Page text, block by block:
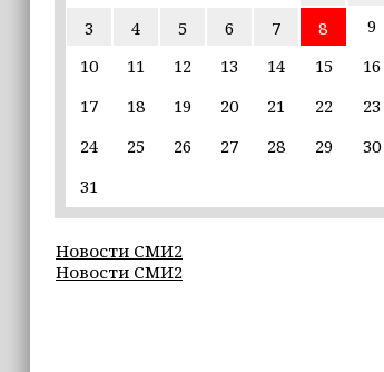
В пяти школах столицы обновляют
инфраструктуру по госпрограмме
Силы ПВО сбили 75 БПЛА над
сутки
20:09
19:37
3
4 5 6 7 8
9
10
11 12 13 14 15
16
17
18 19 20 21 22
23
24
25 26 27 28 29
30
31
Новости СМИ2
Новости СМИ2